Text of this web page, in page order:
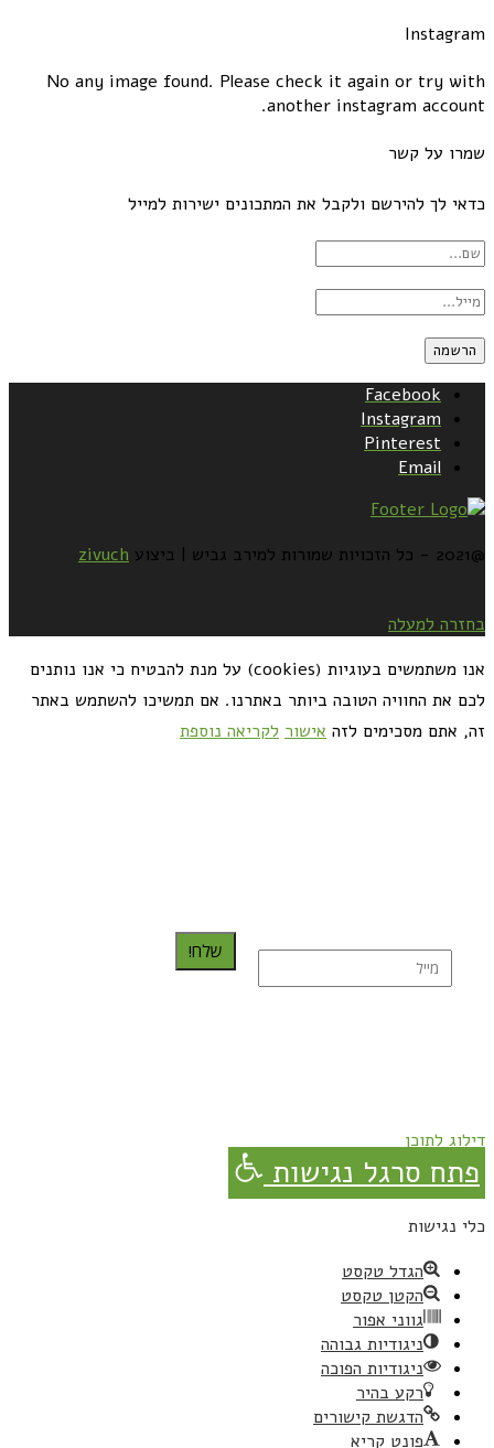
Instagram
No any image found. Please check it again or try with
another instagram account.
שמרו על קשר
כדאי לך להירשם ולקבל את המתכונים ישירות למייל
Facebook
Instagram
Pinterest
Email
@2021 - כל הזכויות שמורות למירב גביש | ביצוע zivuch
בחזרה למעלה
אנו משתמשים בעוגיות (cookies) על מנת להבטיח כי אנו נותנים
לכם את החוויה הטובה ביותר באתרנו. אם תמשיכו להשתמש באתר
זה, אתם מסכימים לזה אישור לקריאה נוספת
שלח!
דילוג לתוכן
פתח סרגל נגישות
כלי נגישות
הגדל טקסט
הקטן טקסט
גווני אפור
ניגודיות גבוהה
ניגודיות הפוכה
רקע בהיר
הדגשת קישורים
פונט קריא